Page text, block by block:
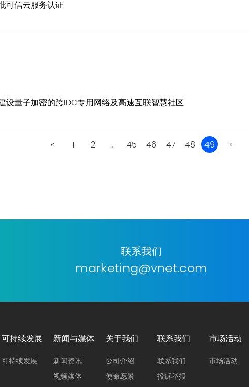
可信云服务认证
设量子加密的跨IDC专用网络及高速互联智慧社区
« 1 2 45 46 47 48 49 »
联系我们
marketing@vnet.com
可持续发展
可持续发展
新闻与媒体
新闻资讯
视频媒体
关于我们
公司介绍
使命愿景
联系我们
联系我们
投诉举报
市场活动
市场活动